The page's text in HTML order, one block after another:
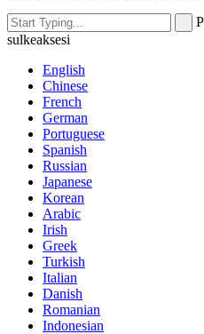
sulkeaksesi
English
Chinese
French
German
Portuguese
Spanish
Russian
Japanese
Korean
Arabic
Irish
Greek
Turkish
Italian
Danish
Romanian
Indonesian